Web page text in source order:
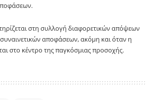
στη συλλογή διαφορετικών απόψεων
αποφάσεων, ακόμη και όταν η
στο κέντρο της παγκόσμιας προσοχής.